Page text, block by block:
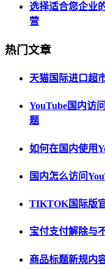
选择适合您企业
营
热门文章
天猫国际进口超
YouTube国内访
题
如何在国内使用
国内怎么访问
TIKTOK国际版
宝付支付解除与
商品标题新规内